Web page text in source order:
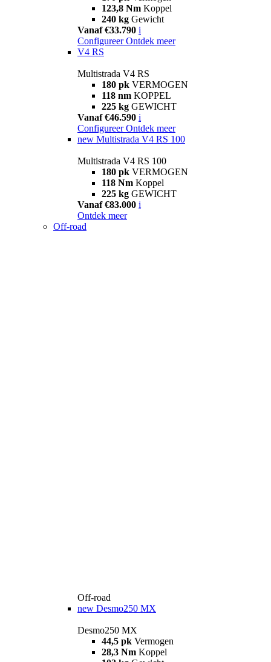
123,8 Nm Koppel
240 kg Gewicht
Vanaf €33.790 i
Configureer Ontdek meer
V4 RS
Multistrada V4 RS
180 pk VERMOGEN
118 nm KOPPEL
225 kg GEWICHT
Vanaf €46.590 i
Configureer Ontdek meer
new Multistrada V4 RS 100
Multistrada V4 RS 100
180 pk VERMOGEN
118 Nm Koppel
225 kg GEWICHT
Vanaf €83.000 i
Ontdek meer
Off-road
Off-road
new Desmo250 MX
Desmo250 MX
44,5 pk Vermogen
28,3 Nm Koppel